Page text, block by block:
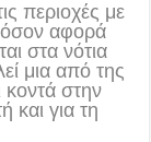
περιοχές με
αφορά
στα νότια
μια από της
κοντά στην
για τη